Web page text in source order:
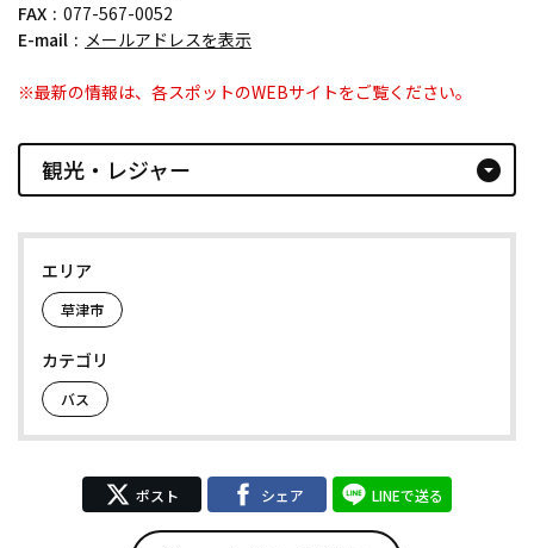
FAX
077-567-0052
E-mail
メールアドレスを表示
※最新の情報は、各スポットのWEBサイトをご覧ください。
観光・レジャー arrow_drop_down_circle
エリア
草津市
カテゴリ
バス
ポスト シェア LINEで送る